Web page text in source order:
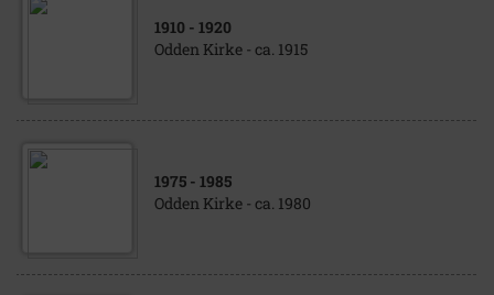
1910 - 1920
Odden Kirke - ca. 1915
1975 - 1985
Odden Kirke - ca. 1980